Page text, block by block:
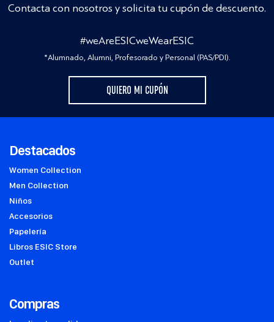
Contacta con nosotros y solicita tu cupón de descuento.
#weAreESICweWearESIC
*Alumnado, Alumni, Profesorado y Personal (PAS/PDI).
QUIERO MI CUPÓN
Destacados
Women Collection
Men Collection
Niños
Accesorios
Papelería
Libros ESIC Store
Outlet
Compras